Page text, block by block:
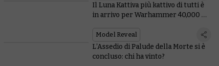
Il Luna Kattiva più kattivo di tutti è
in arrivo per Warhammer 40,000 E
Model Reveal
L’Assedio di Palude della Morte si è
concluso: chi ha vinto?